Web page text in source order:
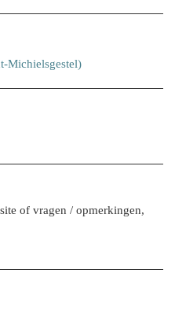
Michielsgestel)
of vragen / opmerkingen,